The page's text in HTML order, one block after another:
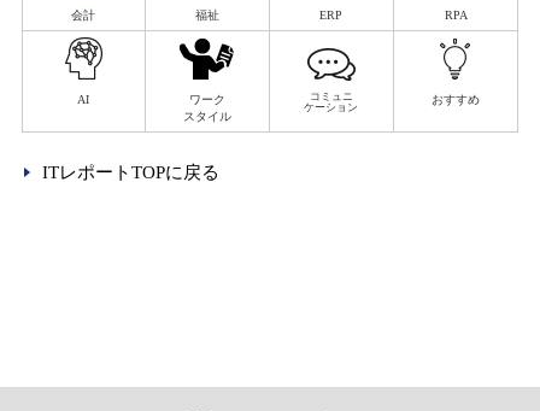
会計 福祉 ERP RPA
AI
ワーク
スタイル
コミュニ
ケーション
おすすめ
ITレポートTOPに戻る